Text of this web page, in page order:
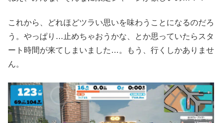
これから、どれほどツラい思いを味わうことになるのだろ
う。やっぱり…止めちゃおうかな、とか思っていたらスタ
ート時間が来てしまいました…。もう、行くしかありませ
ん。